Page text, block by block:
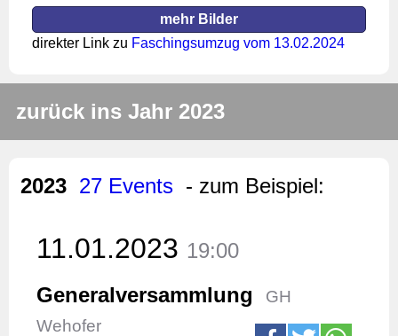
mehr Bilder
direkter Link zu Faschingsumzug vom 13.02.2024
zurück ins Jahr 2023
2023 27 Events - zum Beispiel:
11.01.2023 19:00
Generalversammlung
GH
Wehofer